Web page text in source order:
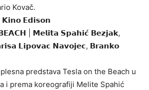
Kovač.
𝗘𝗱𝗶𝘀𝗼𝗻
| 𝗠𝗲𝗹𝗶𝘁𝗮 𝗦𝗽𝗮𝗵𝗶𝗰́ 𝗕𝗲𝘇𝗷𝗮𝗸,
𝗟𝗶𝗽𝗼𝘃𝗮𝗰 𝗡𝗮𝘃𝗼𝗷𝗲𝗰, 𝗕𝗿𝗮𝗻𝗸𝗼
predstava Tesla on the Beach u
i prema koreografiji Melite Spahić